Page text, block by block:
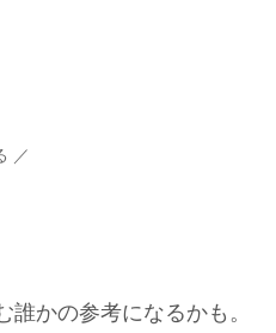
かの参考になるかも。